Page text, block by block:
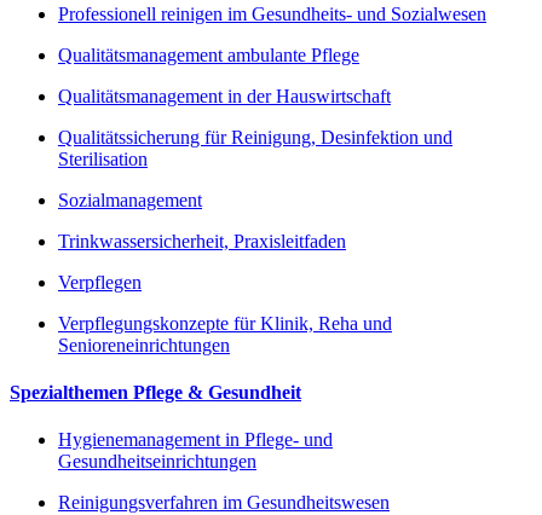
Professionell reinigen im Gesundheits- und Sozialwesen
Qualitätsmanagement ambulante Pflege
Qualitätsmanagement in der Hauswirtschaft
Qualitätssicherung für Reinigung, Desinfektion und
Sterilisation
Sozialmanagement
Trinkwassersicherheit, Praxisleitfaden
Verpflegen
Verpflegungskonzepte für Klinik, Reha und
Senioreneinrichtungen
Spezialthemen Pflege & Gesundheit
Hygienemanagement in Pflege- und
Gesundheitseinrichtungen
Reinigungsverfahren im Gesundheitswesen